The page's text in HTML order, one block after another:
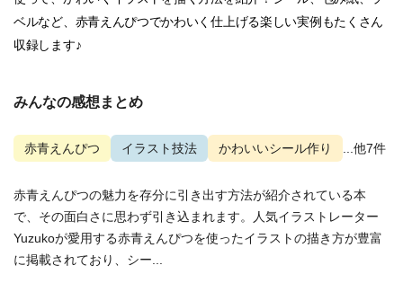
ベルなど、赤青えんぴつでかわいく仕上げる楽しい実例もたくさん
収録します♪
みんなの感想まとめ
赤青えんぴつ イラスト技法 かわいいシール作り ...他7件
赤青えんぴつの魅力を存分に引き出す方法が紹介されている本
で、その面白さに思わず引き込まれます。人気イラストレーター
Yuzukoが愛用する赤青えんぴつを使ったイラストの描き方が豊富
に掲載されており、シー...